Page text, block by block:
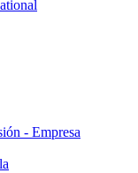
- Empresa